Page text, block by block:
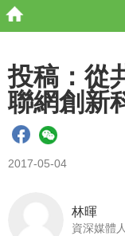
投稿：從
聯網創新
2017-05-04
林暉
資深媒體人